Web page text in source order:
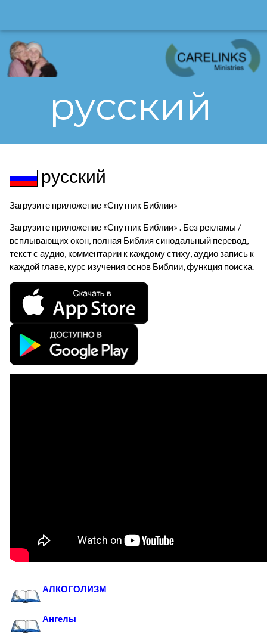
русский
русский
Загрузите приложение «Спутник Библии»
Загрузите приложение «Спутник Библии» . Без рекламы /
всплывающих окон, полная Библия синодальный перевод,
текст с аудио, комментарии к каждому стиху, аудио запись к
каждой главе, курс изучения основ Библии, функция поиска.
АЛКОГОЛИЗМ
Ангелы